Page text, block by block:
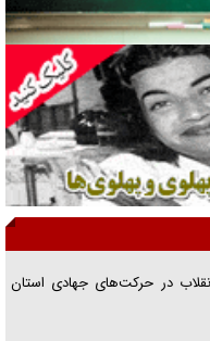
فرمانده جهادی و
رهبر شهید انقلاب در حرکت‌های جهادی استان